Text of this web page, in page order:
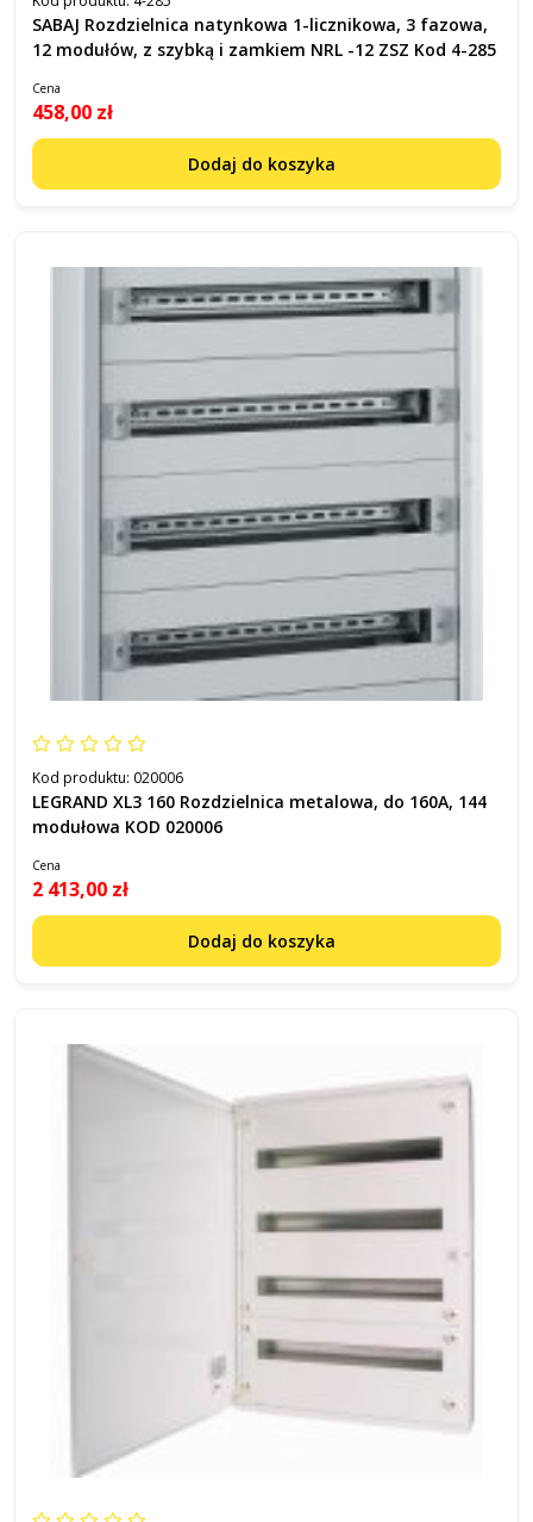
SABAJ Rozdzielnica natynkowa 1-licznikowa, 3 fazowa,
12 modułów, z szybką i zamkiem NRL -12 ZSZ Kod 4-285
Cena
458,00 zł
Dodaj do koszyka
Kod produktu: 020006
LEGRAND XL3 160 Rozdzielnica metalowa, do 160A, 144
modułowa KOD 020006
Cena
2 413,00 zł
Dodaj do koszyka